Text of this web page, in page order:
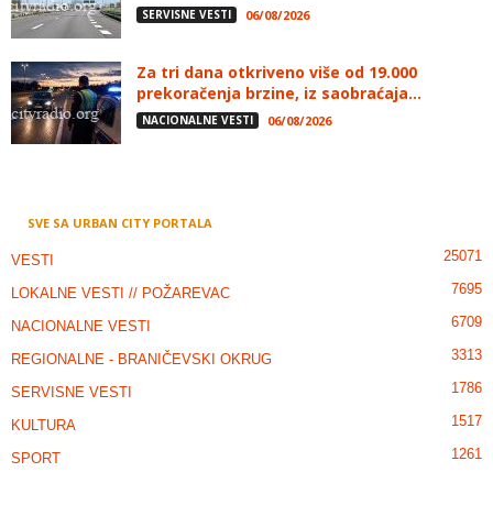
SERVISNE VESTI 06/08/2026
Za tri dana otkriveno više od 19.000
prekoračenja brzine, iz saobraćaja...
NACIONALNE VESTI 06/08/2026
SVE SA URBAN CITY PORTALA
VESTI 25071
LOKALNE VESTI // POŽAREVAC 7695
NACIONALNE VESTI 6709
REGIONALNE - BRANIČEVSKI OKRUG 3313
SERVISNE VESTI 1786
KULTURA 1517
SPORT 1261